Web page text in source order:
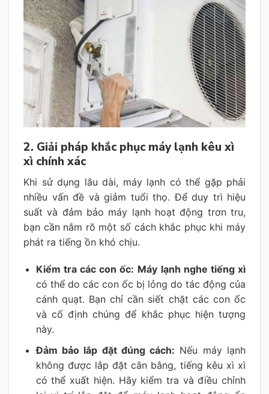
2. Giải pháp khắc phục máy lạnh kêu xì
xì chính xác
Khi sử dụng lâu dài, máy lạnh có thể gặp phải
nhiều vấn đề và giảm tuổi thọ. Để duy trì hiệu
suất và đảm bảo máy lạnh hoạt động trơn tru,
bạn cần nắm rõ một số cách khắc phục khi máy
phát ra tiếng ồn khó chịu.
Kiểm tra các con ốc: Máy lạnh nghe tiếng xì
có thể do các con ốc bị lỏng do tác động của
cánh quạt. Bạn chỉ cần siết chặt các con ốc
và cố định chúng để khắc phục hiện tượng
này.
Đảm bảo lắp đặt đúng cách: Nếu máy lạnh
không được lắp đặt cân bằng, tiếng kêu xì xì
có thể xuất hiện. Hãy kiểm tra và điều chỉnh